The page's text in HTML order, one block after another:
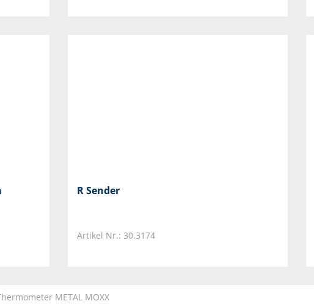
R Sender
Artikel Nr.: 30.3174
METAL MOXX